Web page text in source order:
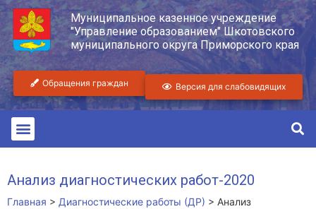
Муниципальное казенное учреждение
"Управление образованием" Шкотовского
муниципального округа Приморского края
Обращения граждан Версия для слабовидящих
Анализ диагностических работ-2020
Главная > Диагностические работы (ДР) > Анализ